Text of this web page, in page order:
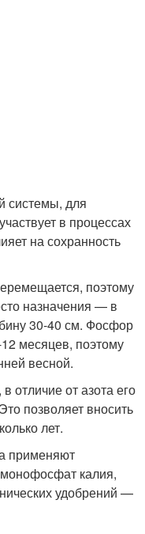
системы, для
в процессах
на сохранность
поэтому
назначения — в
30-40 см. Фосфор
месяцев, поэтому
весной.
отличие от азота его
позволяет вносить
лет.
применяют
калия,
удобрений —